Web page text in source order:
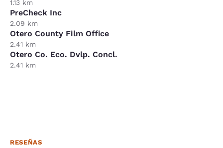
1.13 km
PreCheck Inc
2.09 km
Otero County Film Office
2.41 km
Otero Co. Eco. Dvlp. Concl.
2.41 km
RESEÑAS